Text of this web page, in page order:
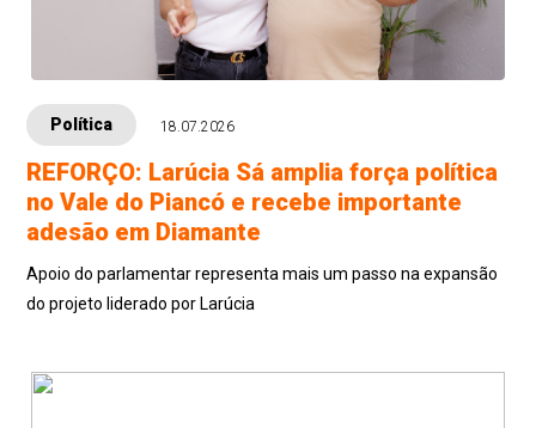
Política 18.07.2026
REFORÇO: Larúcia Sá amplia força política
no Vale do Piancó e recebe importante
adesão em Diamante
Apoio do parlamentar representa mais um passo na expansão
do projeto liderado por Larúcia